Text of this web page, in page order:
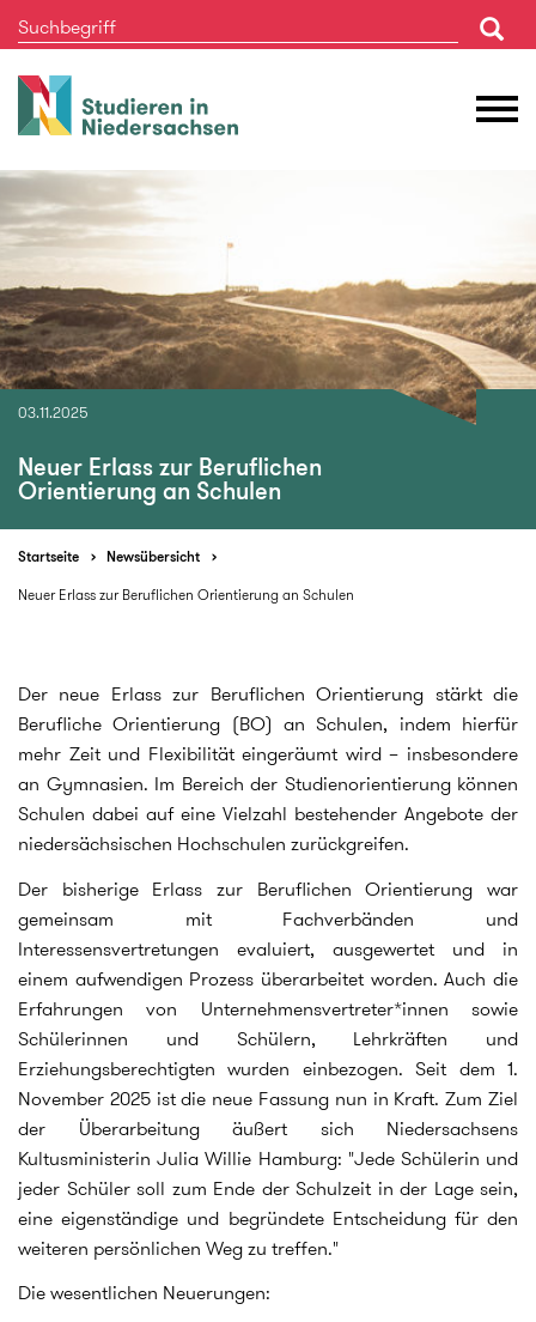
Studieren
in
03.11.2025
Neuer Erlass zur Beruflichen
Orientierung an Schulen
Startseite
Newsübersicht
Neuer Erlass zur Beruflichen Orientierung an Schulen
Der neue Erlass zur Beruflichen Orientierung stärkt die
Berufliche Orientierung (BO) an Schulen, indem hierfür
mehr Zeit und Flexibilität eingeräumt wird – insbesondere
an Gymnasien. Im Bereich der Studienorientierung können
Schulen dabei auf eine Vielzahl bestehender Angebote der
niedersächsischen Hochschulen zurückgreifen.
Der bisherige Erlass zur Beruflichen Orientierung war
gemeinsam mit Fachverbänden und
Interessensvertretungen evaluiert, ausgewertet und in
einem aufwendigen Prozess überarbeitet worden. Auch die
Erfahrungen von Unternehmensvertreter*innen sowie
Schülerinnen und Schülern, Lehrkräften und
Erziehungsberechtigten wurden einbezogen. Seit dem 1.
November 2025 ist die neue Fassung nun in Kraft. Zum Ziel
der Überarbeitung äußert sich Niedersachsens
Kultusministerin Julia Willie Hamburg: "Jede Schülerin und
jeder Schüler soll zum Ende der Schulzeit in der Lage sein,
eine eigenständige und begründete Entscheidung für den
weiteren persönlichen Weg zu treffen."
Die wesentlichen Neuerungen: